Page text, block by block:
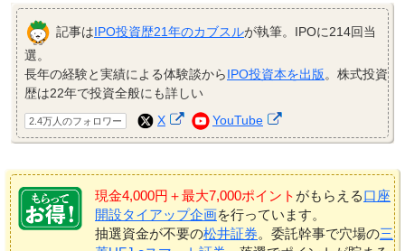
記事はIPO投資歴21年のカブスルが執筆。IPOに214回当
選。
長年の経験と実績による体験談からIPO投資本を出版。株式投資
歴は22年で投資全般にも詳しい
2.4万人のフォロワー X YouTube
現金4,000円＋最大7,000ポイント がもらえる口座
開設タイアップ企画を行っています。
抽選資金が不要の松井証券。委託幹事で穴場の三